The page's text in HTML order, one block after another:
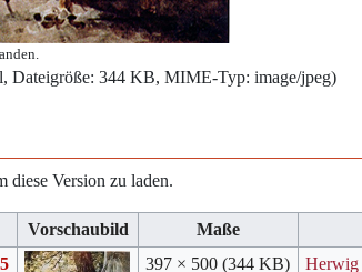
Dateigröße: 344 KB, MIME-Typ: image/jpeg)
Version zu laden.
Vorschaubild Maße
397 × 500(344 KB) Herwig